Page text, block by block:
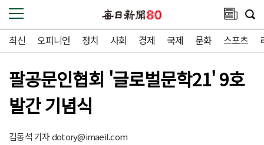
최신 오피니언 정치 사회 경제 국제 문화 스포츠
팔공문인협회 '글로벌문학21' 9호
발간 기념식
김동석 기자dotory@imaeil.com